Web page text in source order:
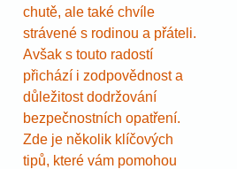
chutě, ale také chvíle
strávené s rodinou a přáteli.
Avšak s touto radostí
přichází i zodpovědnost a
důležitost dodržování
bezpečnostních opatření.
Zde je několik klíčových
tipů, které vám pomohou